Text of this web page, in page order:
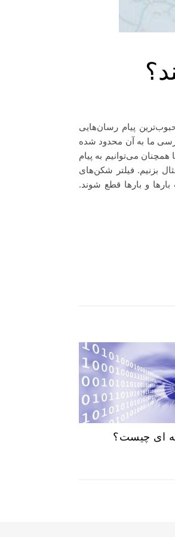
پیام رسان‌هایی
ما به آن محدود شده
می‌توانیم به پیام
بزنیم. فیلتر شکن‌های
و بارها قطع شوند.
ای چیست؟